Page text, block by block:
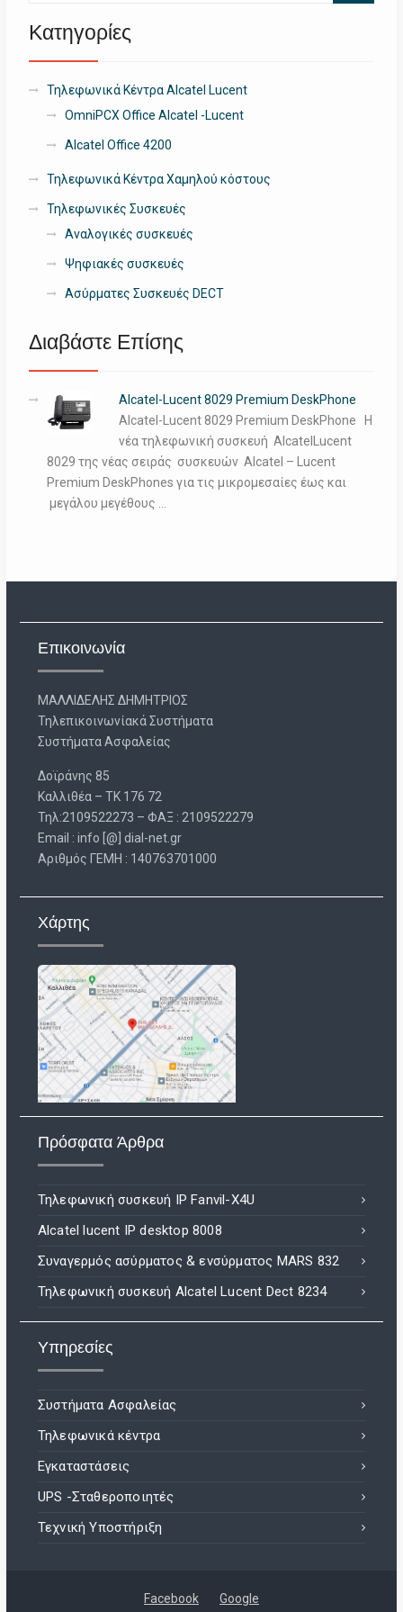
Κατηγορίες
Τηλεφωνικά Κέντρα Alcatel Lucent
OmniPCX Office Alcatel -Lucent
Alcatel Office 4200
Τηλεφωνικά Κέντρα Χαμηλού κόστους
Τηλεφωνικές Συσκευές
Αναλογικές συσκευές
Ψηφιακές συσκευές
Ασύρματες Συσκευές DECT
Διαβάστε Επίσης
Alcatel-Lucent 8029 Premium DeskPhone
Alcatel-Lucent 8029 Premium DeskPhone Η
νέα τηλεφωνική συσκευή AlcatelLucent
8029 της νέας σειράς συσκευών Alcatel – Lucent
Premium DeskPhones για τις μικρομεσαίες έως και
μεγάλου μεγέθους …
Επικοινωνία
ΜΑΛΛΙΔΕΛΗΣ ΔΗΜΗΤΡΙΟΣ
Τηλεπικοινωνίακά Συστήματα
Συστήματα Ασφαλείας
Δοϊράνης 85
Καλλιθέα – ΤΚ 176 72
Τηλ:2109522273 – ΦΑΞ : 2109522279
Email : info [@] dial-net.gr
Aριθμός ΓΕΜΗ : 140763701000
Χάρτης
Πρόσφατα Άρθρα
Τηλεφωνική συσκευή IP Fanvil-X4U
Alcatel lucent IP desktop 8008
Συναγερμός ασύρματος & ενσύρματος MARS 832
Τηλεφωνική συσκευή Alcatel Lucent Dect 8234
Υπηρεσίες
Συστήματα Ασφαλείας
Τηλεφωνικά κέντρα
Εγκαταστάσεις
UPS -Σταθεροποιητές
Τεχνική Υποστήριξη
Facebook Google